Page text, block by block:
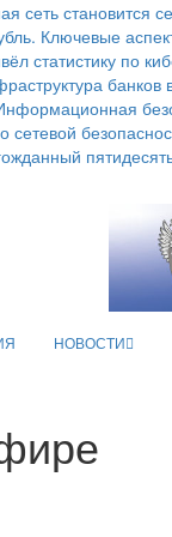
сеть становится
Ключевые
статистику по
банков
сетевой
НОВОСТИ